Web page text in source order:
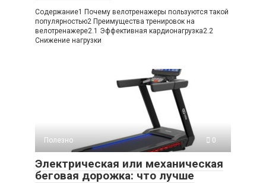
Содержание1 Почему велотренажеры пользуются такой
популярностью2 Преимущества тренировок на
велотренажере2.1 Эффективная кардионагрузка2.2
Снижение нагрузки
Полезно 0
Электрическая или механическая
беговая дорожка: что лучше